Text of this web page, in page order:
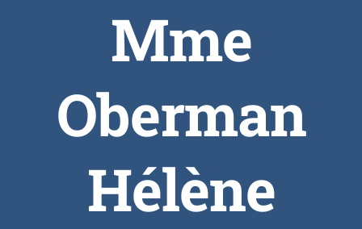
Mme
Oberman
Hélène